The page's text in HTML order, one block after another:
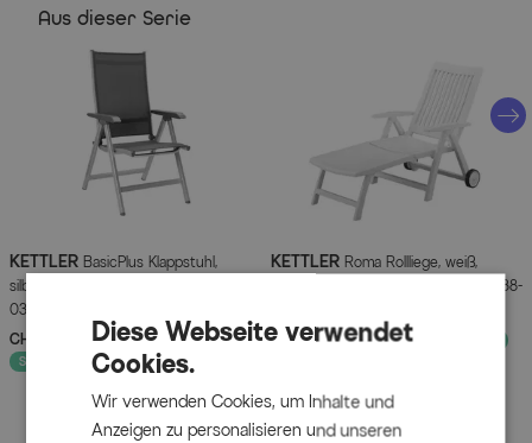
100% Polyester
Maße
Die Abdeckhaube passt zu Modulelementen mit
folgenden Maßen:
Artikelmerkmale
Attribute Werte
Aus dieser Serie
KETTLER BasicPlus Klappstuhl,
silber/anthrazit, Alu/Textilene,
0301201-0000
CHF 159.90
UVPCHF 219.90 - 27%
Sofort lieferbar
KETTLER Roma Rollliege, weiß,
Kunststoff, 185 x 71 x 40,5 cm, 01638-
CHF 199.90UVPCHF 269.90
Diese Webseite verwendet
Cookies.
Wir verwenden Cookies, um Inhalte und
Anzeigen zu personalisieren und unseren